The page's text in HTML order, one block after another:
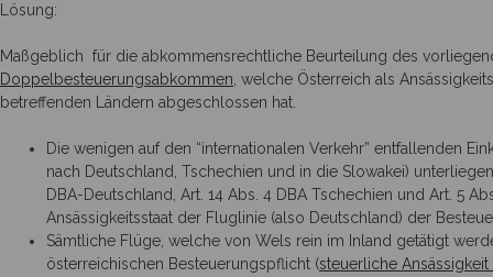
Lösung:
Maßgeblich für die abkommensrechtliche Beurteilung des
Doppelbesteuerungsabkommen , welche Österreich als
betreffenden Ländern abgeschlossen hat.
Die wenigen auf den “internationalen Verkehr” entfallenden
nach Deutschland, Tschechien und in die Slowakei)
DBA-Deutschland, Art. 14 Abs. 4 DBA Tschechien und Art. 5
Ansässigkeitsstaat der Fluglinie (also Deutschland) der
Sämtliche Flüge, welche von Wels rein im Inland getätigt
österreichischen Besteuerungspflicht (steuerliche